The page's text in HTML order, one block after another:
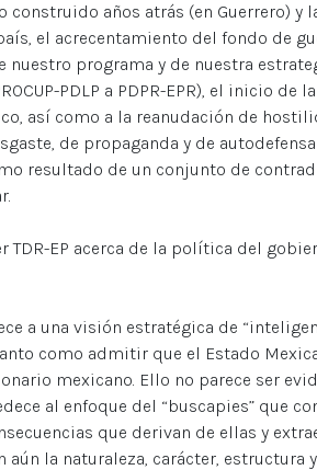
años atrás (en Guerrero) y
el acrecentamiento del fondo de
programa y de nuestra
PDLP a PDPR-EPR), el inicio de la
así como a la reanudación de
de propaganda y de
resultado de un conjunto de
TDR-EP acerca de la política del
a una visión estratégica de
como admitir que el Estado
mexicano. Ello no parece ser
al enfoque del “buscapies” que
que derivan de ellas y
la naturaleza, carácter, estructura